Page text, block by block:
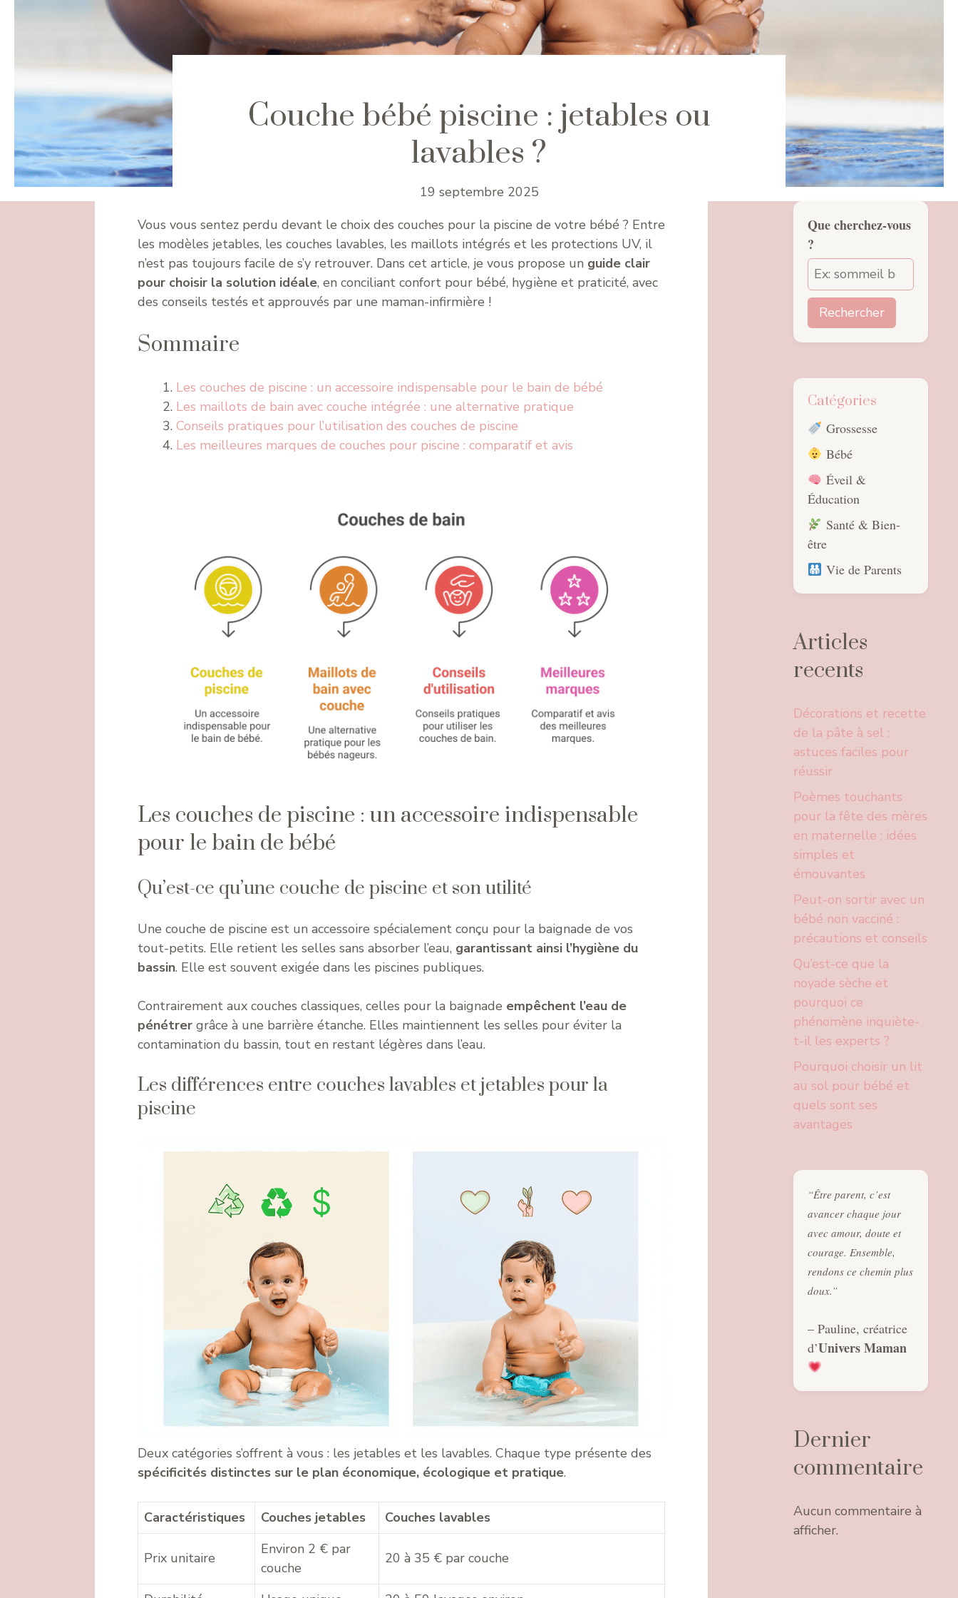
Couche bébé piscine : jetables ou
lavables ?
19 septembre 2025
Vous vous sentez perdu devant le choix des couches pour la piscine de votre bébé ? Entre
les modèles jetables, les couches lavables, les maillots intégrés et les protections UV, il
n’est pas toujours facile de s’y retrouver. Dans cet article, je vous propose un guide clair
pour choisir la solution idéale, en conciliant confort pour bébé, hygiène et praticité, avec
des conseils testés et approuvés par une maman-infirmière !
Sommaire
Les couches de piscine : un accessoire indispensable pour le bain de bébé
Les maillots de bain avec couche intégrée : une alternative pratique
Conseils pratiques pour l’utilisation des couches de piscine
Les meilleures marques de couches pour piscine : comparatif et avis
Les couches de piscine : un accessoire indispensable
pour le bain de bébé
Qu’est-ce qu’une couche de piscine et son utilité
Une couche de piscine est un accessoire spécialement conçu pour la baignade de vos
tout-petits. Elle retient les selles sans absorber l’eau, garantissant ainsi l’hygiène du
bassin. Elle est souvent exigée dans les piscines publiques.
Contrairement aux couches classiques, celles pour la baignade empêchent l’eau de
pénétrergrâce à une barrière étanche. Elles maintiennent les selles pour éviter la
contamination du bassin, tout en restant légères dans l’eau.
Les différences entre couches lavables et jetables pour la
piscine
Deux catégories s’offrent à vous : les jetables et les lavables. Chaque type présente des
spécificités distinctes sur le plan économique, écologique et pratique.
Caractéristiques Couches jetables Couches lavables
Prix unitaire
Environ 2 € par
couche
20 à 35 € par couche
Que cherchez-vous
?
Rechercher
Catégories
Grossesse
Bébé
Éveil &
Éducation
Santé & Bien-
être
Vie de Parents
Articles
recents
Décorations et recette
de la pâte à sel :
astuces faciles pour
réussir
Poèmes touchants
pour la fête des mères
en maternelle : idées
simples et
émouvantes
Peut-on sortir avec un
bébé non vacciné :
précautions et conseils
Qu’est-ce que la
noyade sèche et
pourquoi ce
phénomène inquiète-
t-il les experts ?
Pourquoi choisir un lit
au sol pour bébé et
quels sont ses
avantages
“Être parent, c’est
avancer chaque jour
avec amour, doute et
courage. Ensemble,
rendons ce chemin plus
doux.”
– Pauline, créatrice
d’Univers Maman
Dernier
commentaire
Aucun commentaire à
afficher.